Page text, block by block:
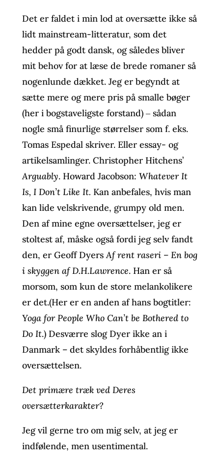
Det er faldet i min lod at oversætte ikke så
lidt mainstream-litteratur, som det
hedder på godt dansk, og således bliver
mit behov for at læse de brede romaner så
nogenlunde dækket. Jeg er begyndt at
sætte mere og mere pris på smalle bøger
(her i bogstaveligste forstand) ‒ sådan
nogle små finurlige størrelser som f. eks.
Tomas Espedal skriver. Eller essay- og
artikelsamlinger. Christopher Hitchens’
Arguably. Howard Jacobson: Whatever It
Is, I Don’t Like It. Kan anbefales, hvis man
kan lide velskrivende, grumpy old men.
Den af mine egne oversættelser, jeg er
stoltest af, måske også fordi jeg selv fandt
den, er Geoff DyersAf rent raseri – En bog
i skyggen af D.H.Lawrence. Han er så
morsom, som kun de store melankolikere
er det.(Her er en anden af hans bogtitler:
Yoga for People Who Can’t be Bothered to
Do It.) Desværre slog Dyer ikke an i
Danmark – det skyldes forhåbentlig ikke
oversættelsen.
Det primære træk ved Deres
oversætterkarakter?
Jeg vil gerne tro om mig selv, at jeg er
indfølende, men usentimental.